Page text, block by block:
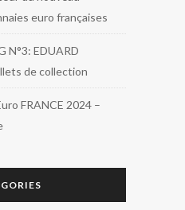
euro françaises
N°3: EDUARD
de collection
FRANCE 2024 –